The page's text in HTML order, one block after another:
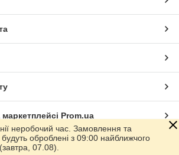
Prom.ua
неробочий час. Замовлення та
оброблені з 09:00 найближчого
07.08).